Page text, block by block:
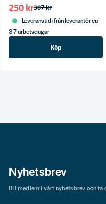
307 kr
250 kr
Leveranstid ifrån leverantör ca
3-7 arbetsdagar
Köp
Nyhetsbrev
Bli medlem i vårt nyhetsbrev och ta